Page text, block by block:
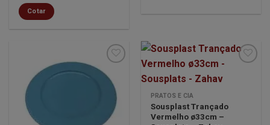
Cotar
desejos
lista de
desejos
PRATOS E CIA
Sousplast Trançado
Vermelho ø33cm –